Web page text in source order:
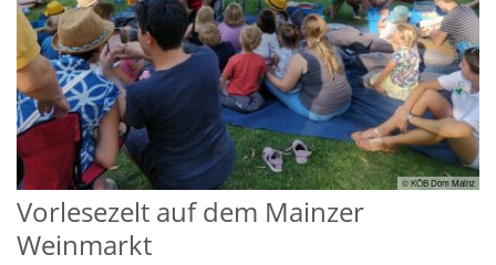
© KÖB Dom Mainz
Vorlesezelt auf dem Mainzer
Weinmarkt